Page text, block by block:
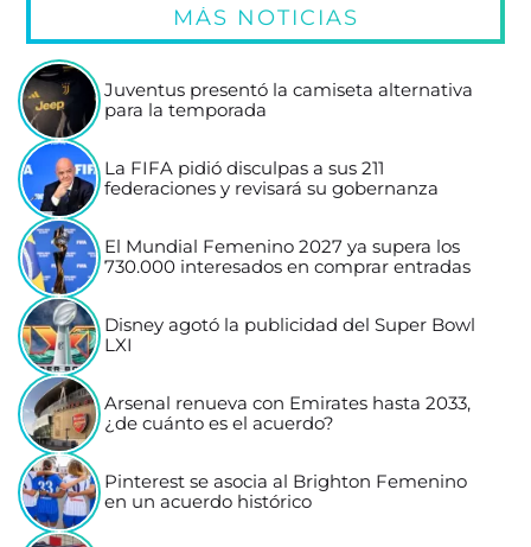
MÁS NOTICIAS
Juventus presentó la camiseta alternativa
para la temporada
La FIFA pidió disculpas a sus 211
federaciones y revisará su gobernanza
El Mundial Femenino 2027 ya supera los
730.000 interesados en comprar entradas
Disney agotó la publicidad del Super Bowl
LXI
Arsenal renueva con Emirates hasta 2033,
¿de cuánto es el acuerdo?
Pinterest se asocia al Brighton Femenino
en un acuerdo histórico